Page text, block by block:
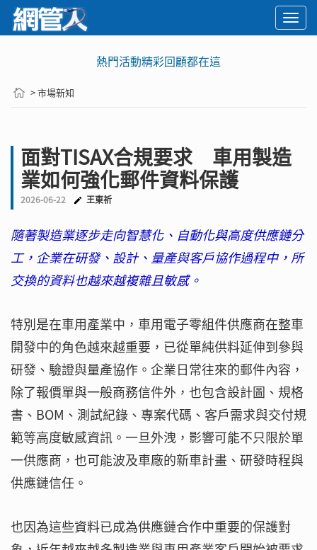
熱門活動精彩回顧都在這
> 市場新知
面對TISAX合規要求 車用製造
業如何強化郵件資料保護
2026-06-22 王東祈
隨著製造業逐步走向智慧化、自動化與高度供應鏈分
工，企業在研發、設計、量產與客戶協作過程中，所
交換的資料也越來越複雜且敏感。
特別是在車用產業中，車用電子零組件供應商在整車
開發中的角色越來越重要，已從單純供料延伸到參與
研發、驗證與量產協作。企業日常往來的郵件內容，
除了報價單與一般商務信件外，也包含設計圖、規格
書、BOM、測試紀錄、專案代碼、客戶需求與交付規
範等高度敏感資訊。一旦外洩，影響可能不只限於單
一供應商，也可能波及車廠的新車計畫、研發時程與
供應鏈信任。
也因為這些資料已成為供應鏈合作中重要的保護對